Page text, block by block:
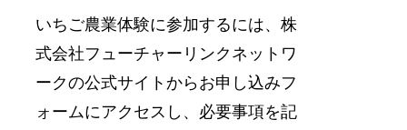
いちご農業体験に参加するには、株
式会社フューチャーリンクネットワ
ークの公式サイトからお申し込みフ
ォームにアクセスし、必要事項を記